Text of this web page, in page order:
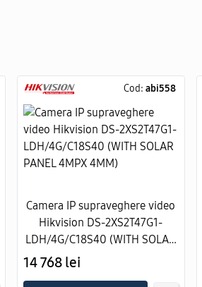
Cod:abi558
Camera IP supraveghere video
Hikvision DS-2XS2T47G1-
LDH/4G/C18S40 (WITH SOLAR
PANEL 4MPX 4MM)
14 768 lei